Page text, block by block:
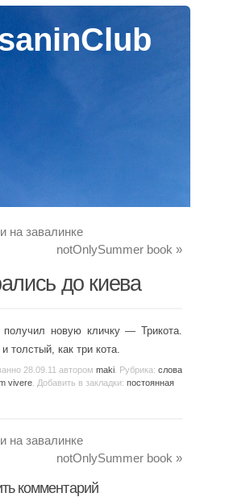
на завалинке
notOnlySummer book »
до киева
новую кличку — Трикота.
толстый, как три кота.
28.09.11 автором maki . Рубрика: слова
vivere . Добавить в закладки: постоянная
на завалинке
notOnlySummer book »
комментарий